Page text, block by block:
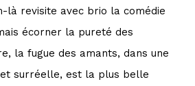
là revisite avec brio la comédie
écorner la pureté des
la fugue des amants, dans une
surréelle, est la plus belle